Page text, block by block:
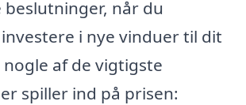
når du
i nye vinduer til dit
af de vigtigste
spiller ind på prisen: